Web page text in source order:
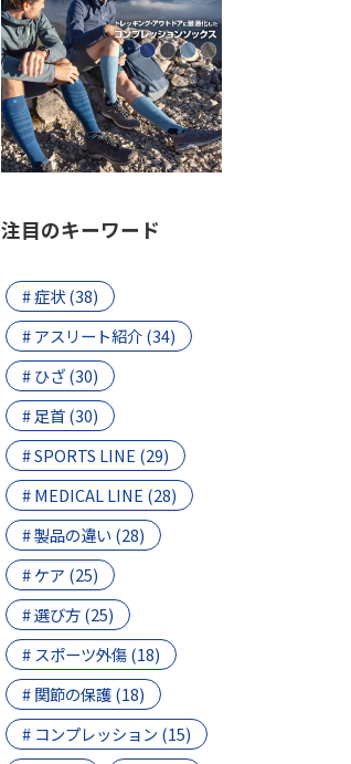
注目のキーワード
# 症状 (38)
# アスリート紹介 (34)
# ひざ (30)
# 足首 (30)
# SPORTS LINE (29)
# MEDICAL LINE (28)
# 製品の違い (28)
# ケア (25)
# 選び方 (25)
# スポーツ外傷 (18)
# 関節の保護 (18)
# コンプレッション (15)